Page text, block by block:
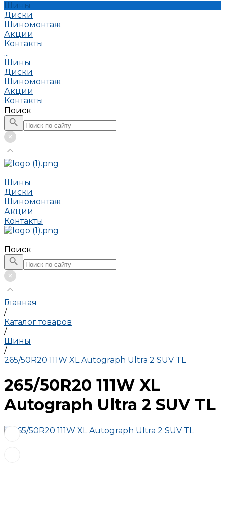
Шины
Диски
Шиномонтаж
Акции
Контакты
...
Шины
Диски
Шиномонтаж
Акции
Контакты
Поиск
Шины
Диски
Шиномонтаж
Акции
Контакты
Поиск
Главная
/
Каталог товаров
/
Шины
/
265/50R20 111W XL Autograph Ultra 2 SUV TL
265/50R20 111W XL
Autograph Ultra 2 SUV TL